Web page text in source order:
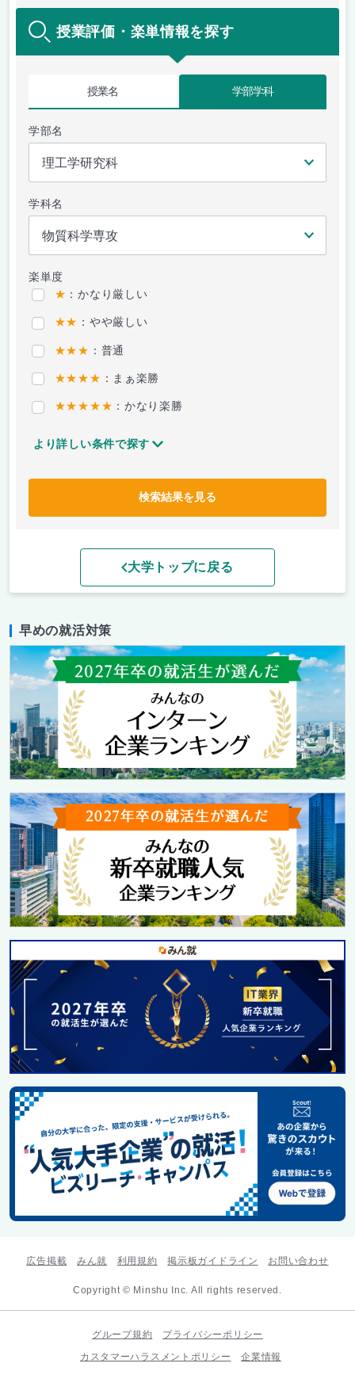
授業評価・楽単情報を探す
授業名 学部学科
学部名
学科名
楽単度
★ ：かなり厳しい
★★ ：やや厳しい
★★★ ：普通
★★★★ ：まぁ楽勝
★★★★★ ：かなり楽勝
より詳しい条件で探す
検索結果を見る
大学トップに戻る
早めの就活対策
広告掲載 みん就 利用規約 掲示板ガイドライン お問い合わせ
Copyright © Minshu Inc. All rights reserved.
グループ規約
プライバシーポリシー
カスタマーハラスメントポリシー
企業情報